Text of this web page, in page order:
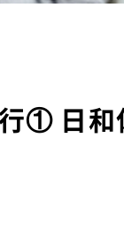
① 日和